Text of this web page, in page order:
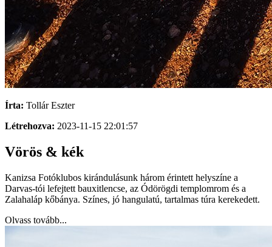
Írta: Tollár Eszter
Létrehozva: 2023-11-15 22:01:57
Vörös & kék
Kanizsa Fotóklubos kirándulásunk három érintett helyszíne a
Darvas-tói lefejtett bauxitlencse, az Ódörögdi templomrom és a
Zalahaláp kőbánya. Színes, jó hangulatú, tartalmas túra kerekedett.
Olvass tovább...